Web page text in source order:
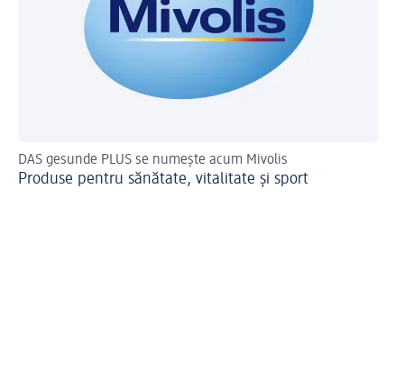
DAS gesunde PLUS se numește acum Mivolis
Produse pentru sănătate, vitalitate și sport